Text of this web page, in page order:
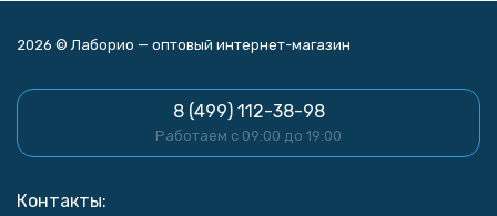
2026 © Лаборио — оптовый интернет-магазин
8 (499) 112-38-98
Работаем с 09:00 до 19:00
Контакты: